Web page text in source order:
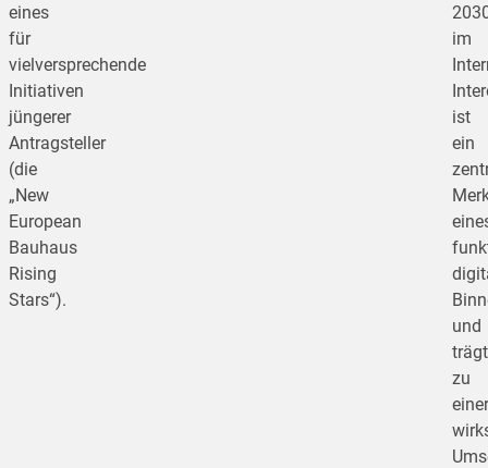
eines
für
vielversprechende
Initiativen
jüngerer
Antragsteller
(die
„New
European
Bauhaus
Rising
Stars“).
im
ist
ein
und
trägt
zu
einer